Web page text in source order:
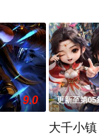
9.0 更新至第05
大千小镇